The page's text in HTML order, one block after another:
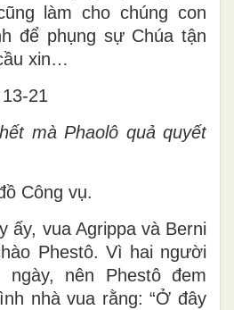
làm cho chúng con
để phụng sự Chúa tận
xin…
21
mà Phaolô quả quyết
Công vụ.
ấy, vua Agrippa và Berni
Phestô. Vì hai người
nên Phestô đem
nhà vua rằng: “Ở đây